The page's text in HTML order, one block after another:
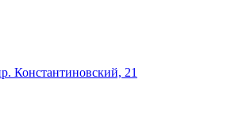
Константиновский, 21